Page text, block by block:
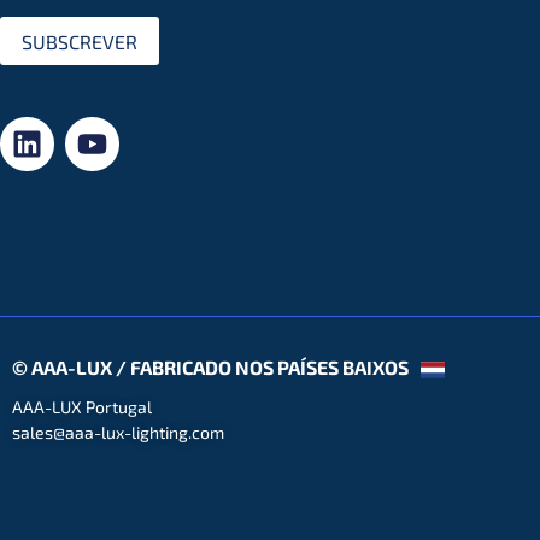
SUBSCREVER
© AAA-LUX / FABRICADO NOS PAÍSES BAIXOS
AAA-LUX Portugal
sales@aaa-lux-lighting.com